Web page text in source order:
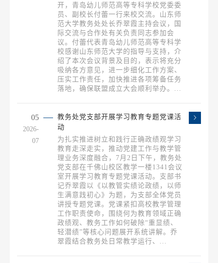
开，青岛幼儿师范高等专科学校党委委
员、副校长付蕾一行来校交流。山东师
范大学教务处处长乔翠霞主持会议，国
际交流与合作处有关负责同志参加会
议。付蕾代表青岛幼儿师范高等专科学
校感谢山东师范大学的指导与支持，介
绍了本次会议背景及目的，表示将充分
吸纳各方意见，进一步细化工作方案、
压实工作责任，加快推进各项筹备任务
落地，确保联盟成立大会顺利举办。...
05
2026-
07
教务处党支部开展学习教育专题党课活
动
为扎实推进树立和践行正确政绩观学习
教育走深走实，推动党建工作与教学管
理业务深度融合，7月2日下午，教务处
党支部在千佛山校区教学一楼1341会议
室开展学习教育专题党课活动。支部书
记乔翠霞以《以教管实绩论政绩，以师
生满意践初心》为题，为支部全体党员
讲授专题党课。党课紧扣高校教学管理
工作职责使命，围绕何为教育领域正确
政绩观、教务工作如何破除“重显绩、
轻潜绩”等核心问题展开系统讲解。乔
翠霞结合教务处日常教学运行、...